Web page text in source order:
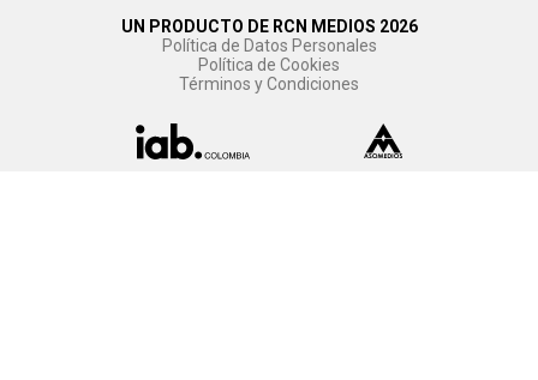
UN PRODUCTO DE RCN MEDIOS 2026
Política de Datos Personales
Política de Cookies
Términos y Condiciones